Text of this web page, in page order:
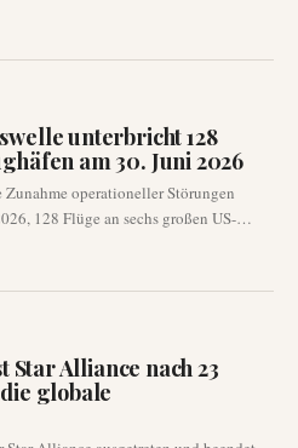
Überwachung verschiedener globaler
Flughäfen oder
hin.
unterbricht 128
am 30. Juni 2026
operationeller Störungen
128 Flüge an sechs großen US-
Annullierungen und
aufkommen ließ. Weder ein
Star Alliance nach 23
globale